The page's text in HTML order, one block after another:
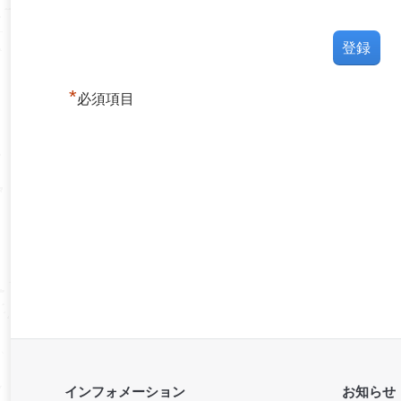
*必須項目
インフォメーション お知らせ